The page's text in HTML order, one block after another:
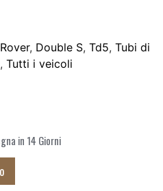
, Double S, Td5, Tubi di
, Tutti i veicoli
in 14 Giorni